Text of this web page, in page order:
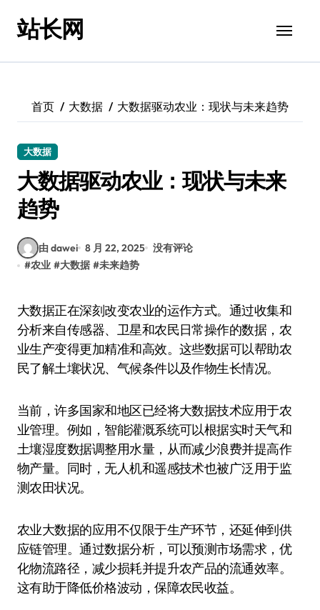
站长网
首页 大数据 大数据驱动农业：现状与未来趋势
大数据
大数据驱动农业：现状与未来
趋势
由 dawei 8 月 22, 2025 没有评论
#农业 #大数据 #未来趋势
大数据正在深刻改变农业的运作方式。通过收集和
分析来自传感器、卫星和农民日常操作的数据，农
业生产变得更加精准和高效。这些数据可以帮助农
民了解土壤状况、气候条件以及作物生长情况。
当前，许多国家和地区已经将大数据技术应用于农
业管理。例如，智能灌溉系统可以根据实时天气和
土壤湿度数据调整用水量，从而减少浪费并提高作
物产量。同时，无人机和遥感技术也被广泛用于监
测农田状况。
农业大数据的应用不仅限于生产环节，还延伸到供
应链管理。通过数据分析，可以预测市场需求，优
化物流路径，减少损耗并提升农产品的流通效率。
这有助于降低价格波动，保障农民收益。